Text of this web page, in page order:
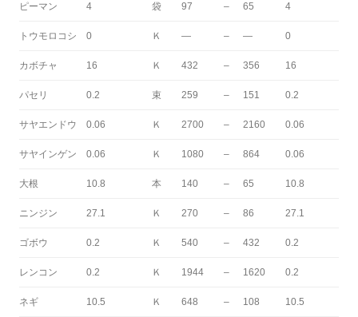
ピーマン 4 袋 97 – 65 4
トウモロコシ 0 Ｋ — – — 0
カボチャ 16 Ｋ 432 – 356 16
パセリ 0.2 束 259 – 151 0.2
サヤエンドウ 0.06 Ｋ 2700 – 2160 0.06
サヤインゲン 0.06 Ｋ 1080 – 864 0.06
大根 10.8 本 140 – 65 10.8
ニンジン 27.1 Ｋ 270 – 86 27.1
ゴボウ 0.2 Ｋ 540 – 432 0.2
レンコン 0.2 Ｋ 1944 – 1620 0.2
ネギ 10.5 Ｋ 648 – 108 10.5